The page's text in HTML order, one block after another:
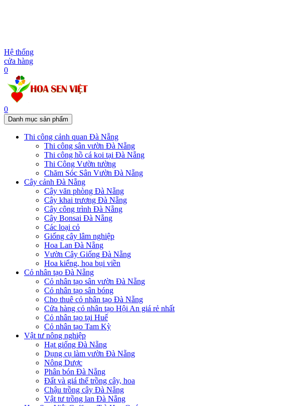
Hệ thống
cửa hàng
0
0
Danh mục sản phẩm
Thi công cảnh quan Đà Nẵng
Thi công sân vườn Đà Nẵng
Thi công hồ cá koi tại Đà Nẵng
Thi Công Vườn tường
Chăm Sóc Sân Vườn Đà Nẵng
Cây cảnh Đà Nẵng
Cây văn phòng Đà Nẵng
Cây khai trương Đà Nẵng
Cây công trình Đà Nẵng
Cây Bonsai Đà Nẵng
Các loại cỏ
Giống cây lâm nghiệp
Hoa Lan Đà Nẵng
Vườn Cây Giống Đà Nẵng
Hoa kiểng, hoa bụi viền
Cỏ nhân tạo Đà Nẵng
Cỏ nhân tạo sân vườn Đà Nẵng
Cỏ nhân tạo sân bóng
Cho thuê cỏ nhân tạo Đà Nẵng
Cửa hàng cỏ nhân tạo Hội An giá rẻ nhất
Cỏ nhân tạo tại Huế
Cỏ nhân tạo Tam Kỳ
Vật tư nông nghiệp
Hạt giống Đà Nẵng
Dụng cụ làm vườn Đà Nẵng
Nông Dược
Phân bón Đà Nẵng
Đất và giá thể trồng cây, hoa
Chậu trồng cây Đà Nẵng
Vật tư trồng lan Đà Nẵng